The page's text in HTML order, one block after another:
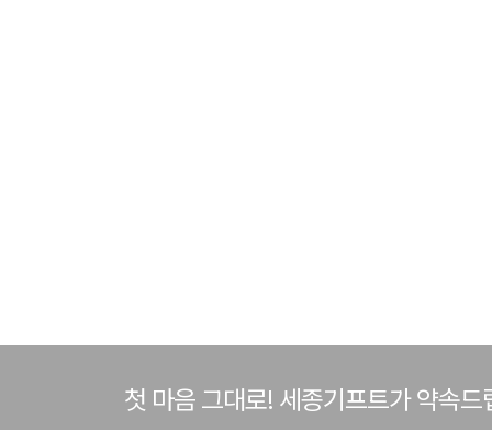
첫 마음 그대로! 세종기프트가 약속드